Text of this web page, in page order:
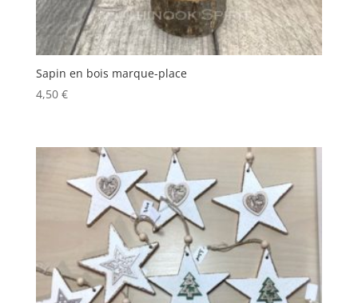
Sapin en bois marque-place
4,50 €